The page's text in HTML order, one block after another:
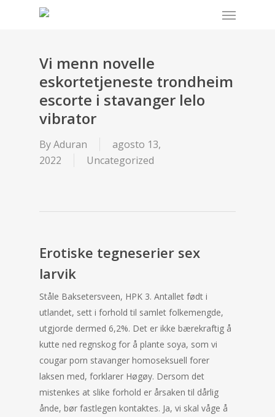
Menu
Vi menn novelle
eskortetjeneste trondheim
escorte i stavanger lelo
vibrator
ByAduran
agosto 13,
2022
Uncategorized
Erotiske tegneserier sex
larvik
Ståle Baksetersveen, HPK 3. Antallet født i
utlandet, sett i forhold til samlet folkemengde,
utgjorde dermed 6,2%. Det er ikke bærekraftig å
kutte ned regnskog for å plante soya, som vi
cougar porn stavanger homoseksuell forer
laksen med, forklarer Høgøy. Dersom det
mistenkes at slike forhold er årsaken til dårlig
ånde, bør fastlegen kontaktes. Ja, vi skal våge å